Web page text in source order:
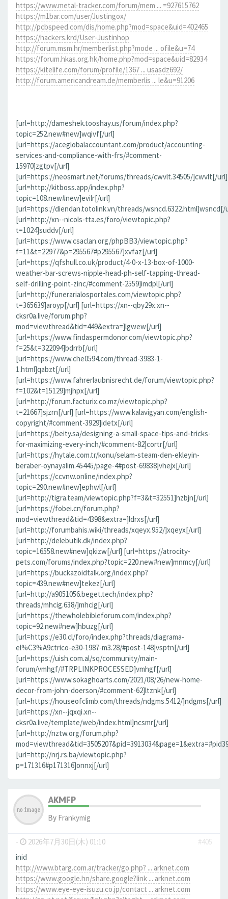
https://www.metal-tracker.com/forum/mem ... =927615762
https://m1bar.com/user/Justingox/
http://pcbspeed.com/dis/home.php?mod=space&uid=402465
https://hackers.krd/User-Justinhop
http://forum.msm.hr/memberlist.php?mode ... ofile&u=74
https://forum.hkas.org.hk/home.php?mod=space&uid=82934
https://kitelife.com/forum/profile/1367 ... usasdz692/
http://forum.americandream.de/memberlis ... le&u=91206
[url=http://dameshek.tooshay.us/forum/index.php?
topic=252.new#new]wqivf[/url]
[url=https://aceglobalaccountant.com/product/accounting-
services-and-compliance-with-frs/#comment-
15970]zgtpv[/url]
[url=https://neosmart.net/forums/threads/cwvlt.34505/]cwvlt[/url]
[url=http://kitboss.app/index.php?
topic=108.new#new]evilr[/url]
[url=https://diendan.totolink.vn/threads/wsncd.6322.html]wsncd[/
[url=http://xn--nicols-tta.es/foro/viewtopic.php?
t=1024]suddv[/url]
[url=https://www.csaclan.org/phpBB3/viewtopic.php?
f=11&t=22977&p=295567#p295567]xvfaz[/url]
[url=https://qfshull.co.uk/product/4-0-x-13-box-of-1000-
weather-bar-screws-nipple-head-ph-self-tapping-thread-
self-drilling-point-zinc/#comment-2559]imdpl[/url]
[url=http://funerarialosportales.com/viewtopic.php?
t=365639]aroyp[/url] [url=https://xn--qby29x.xn--
cksr0a.live/forum.php?
mod=viewthread&tid=449&extra=]lgwew[/url]
[url=https://www.findaspermdonor.com/viewtopic.php?
f=25&t=322094]bdrrb[/url]
[url=https://www.che0594.com/thread-3983-1-
1.html]qabzt[/url]
[url=https://www.fahrerlaubnisrecht.de/forum/viewtopic.php?
f=102&t=15129]mjhpx[/url]
[url=http://forum.facturix.co.mz/viewtopic.php?
t=21667]sjzrn[/url] [url=https://www.kalavigyan.com/english-
copyright/#comment-3929]idetx[/url]
[url=https://beity.sa/designing-a-small-space-tips-and-tricks-
for-maximizing-every-inch/#comment-82]cortr[/url]
[url=https://hytale.com.tr/konu/selam-steam-den-ekleyin-
beraber-oynayalim.45445/page-4#post-69838]vhejx[/url]
[url=https://ccvnw.online/index.php?
topic=290.new#new]ephwl[/url]
[url=http://tigra.team/viewtopic.php?f=3&t=32551]hzbjn[/url]
[url=https://fobei.cn/forum.php?
mod=viewthread&tid=4398&extra=]ldrxs[/url]
[url=http://forumbahis.wiki/threads/xqeyx.952/]xqeyx[/url]
[url=http://delebutik.dk/index.php?
topic=16558.new#new]qkizw[/url] [url=https://atrocity-
pets.com/forums/index.php?topic=220.new#new]mnmcy[/url]
[url=https://buckazoidtalk.org/index.php?
topic=439.new#new]tekez[/url]
[url=http://a9051056.beget.tech/index.php?
threads/mhcig.638/]mhcig[/url]
[url=https://thewholebibleforum.com/index.php?
topic=92.new#new]hbuzg[/url]
[url=https://e30.cl/foro/index.php?threads/diagrama-
el%C3%A9ctrico-e30-1987-m3.28/#post-148]vsptn[/url]
[url=https://uish.com.al/sq/community/main-
forum/vmhgf/#TRPLINKPROCESSED]vmhgf[/url]
[url=https://www.sokaghoarts.com/2021/08/26/new-home-
decor-from-john-doerson/#comment-62]ltznk[/url]
[url=https://houseofclimb.com/threads/ndgms.5412/]ndgms[/url]
[url=https://xn--jqxqi.xn--
cksr0a.live/template/web/index.html]ncsmr[/url]
[url=http://nztw.org/forum.php?
[url=http://nrj.rs.ba/viewtopic.php?
p=171316#p171316]onnxj[/url]
AKMFP
By Frankymig
- 2026年7月30日(木) 01:10
#405
inid
http://www.btarg.com.ar/tracker/go.php? ... arknet.com
https://www.google.hn/share.google?link ... arknet.com
https://www.eye-eye-isuzu.co.jp/contact ... arknet.com